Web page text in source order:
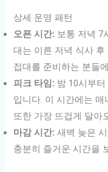
상세 운영 패턴
오픈 시간: 보통 저녁 7
대는 이른 저녁 식사
접대를 준비하는 분들
피크 타임: 밤 10시부
입니다. 이 시간에는
또한 가장 뜨겁게 달아
마감 시간: 새벽 늦은
충분히 즐거운 시간을